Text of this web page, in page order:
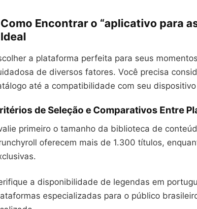
Como Encontrar o “aplicativo para
Ideal
a plataforma perfeita para seus
de diversos fatores. Você precisa
até a compatibilidade com seu
de Seleção e Comparativos Entre
primeiro o tamanho da biblioteca de
oferecem mais de 1.300 títulos,
a disponibilidade de legendas em
especializadas para o público